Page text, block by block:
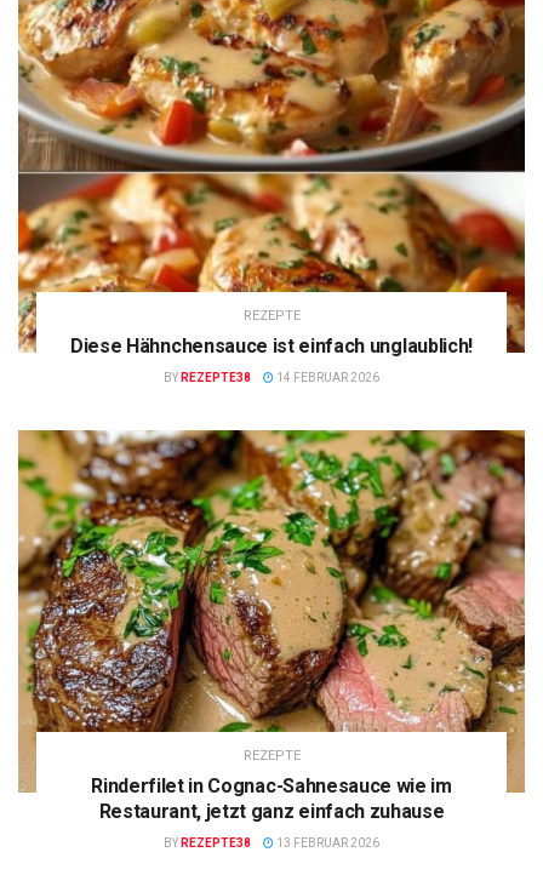
REZEPTE
Diese Hähnchensauce ist einfach unglaublich!
BY REZEPTE38 14 FEBRUAR 2026
REZEPTE
Rinderfilet in Cognac-Sahnesauce wie im
Restaurant, jetzt ganz einfach zuhause
BY REZEPTE38 13 FEBRUAR 2026